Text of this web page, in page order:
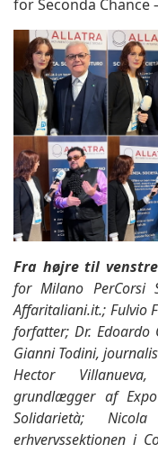
for Seconda Chance
Fra højre til
for Milano PerCorsi
Affaritaliani.it.; Fulvio
forfatter; Dr. Edoardo
Gianni Todini,
Hector
grundlægger af
Solidarietà;
erhvervssektionen i